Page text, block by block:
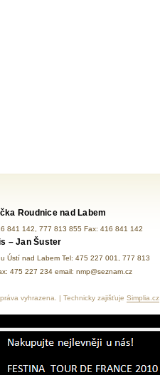
Roudnice nad Labem
841 142, 777 813 855 Fax: 416 841 142
– Jan Šuster
u Ústí nad Labem Tel: 475 227 001, 777 813
475 227 234 email: nmp@seznam.cz
vyhrazena. | Technicky zajišťuje Simplia.cz